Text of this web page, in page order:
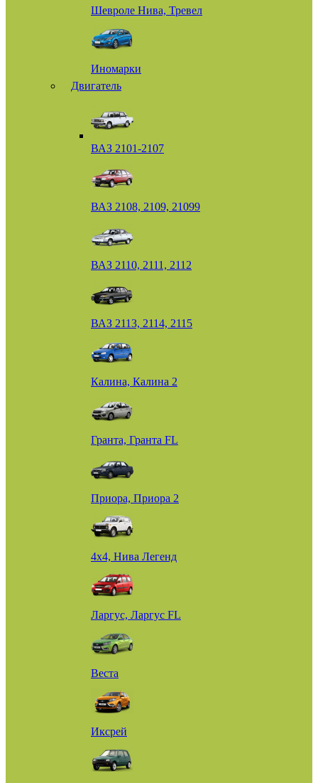
Шевроле Нива, Тревел
Иномарки
Двигатель
ВАЗ 2101-2107
ВАЗ 2108, 2109, 21099
ВАЗ 2110, 2111, 2112
ВАЗ 2113, 2114, 2115
Калина, Калина 2
Гранта, Гранта FL
Приора, Приора 2
4х4, Нива Легенд
Ларгус, Ларгус FL
Веста
Иксрей